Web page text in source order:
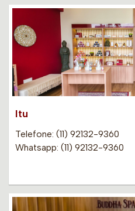
Itu
Telefone: (11) 92132-9360
Whatsapp: (11) 92132-9360